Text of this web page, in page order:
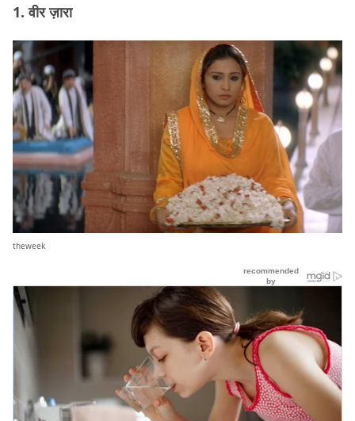
1. वीर ज़ारा
theweek